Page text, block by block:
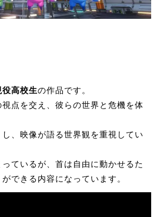
役高校生の作品です。
点を交え、彼らの世界と危機を体
、映像が語る世界観を重視してい
ているが、首は自由に動かせるた
できる内容になっています。